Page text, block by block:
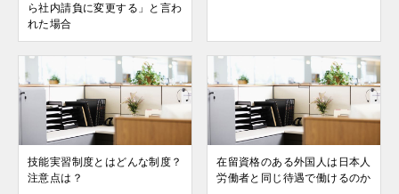
ら社内請負に変更する」と⾔わ
れた場合
技能実習制度とはどんな制度？
注意点は？
在留資格のある外国⼈は⽇本⼈
労働者と同じ待遇で働けるのか